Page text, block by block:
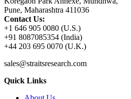
Pune, Maharashtra 411036
Contact Us:
+1 646 905 0080 (U.S.)
+91 8087085354 (India)
+44 203 695 0070 (U.K.)
sales@straitsresearch.com
Quick Links